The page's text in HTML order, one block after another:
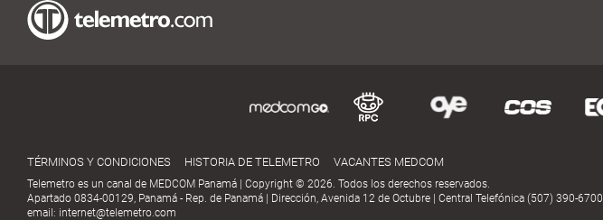
TÉRMINOS Y CONDICIONES HISTORIA DE TELEMETRO VACANTES MEDCOM
Telemetro es un canal de MEDCOM Panamá | Copyright © 2026. Todos los derechos reservados.
Apartado 0834-00129, Panamá - Rep. de Panamá | Dirección, Avenida 12 de Octubre | Central Telefónica (507) 390-6700
email: internet@telemetro.com